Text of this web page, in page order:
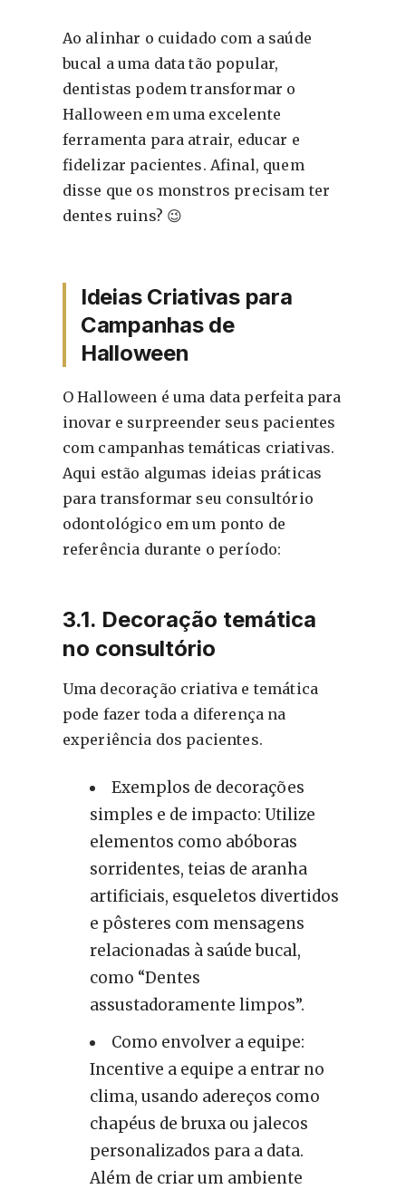
Ao alinhar o cuidado com a saúde
bucal a uma data tão popular,
dentistas podem transformar o
Halloween em uma excelente
ferramenta para atrair, educar e
fidelizar pacientes. Afinal, quem
disse que os monstros precisam ter
dentes ruins? 😉
Ideias Criativas para
Campanhas de
Halloween
O Halloween é uma data perfeita para
inovar e surpreender seus pacientes
com campanhas temáticas criativas.
Aqui estão algumas ideias práticas
para transformar seu consultório
odontológico em um ponto de
referência durante o período:
3.1. Decoração temática
no consultório
Uma decoração criativa e temática
pode fazer toda a diferença na
experiência dos pacientes.
Exemplos de decorações
simples e de impacto: Utilize
elementos como abóboras
sorridentes, teias de aranha
artificiais, esqueletos divertidos
e pôsteres com mensagens
relacionadas à saúde bucal,
como “Dentes
assustadoramente limpos”.
Como envolver a equipe:
Incentive a equipe a entrar no
clima, usando adereços como
chapéus de bruxa ou jalecos
personalizados para a data.
Além de criar um ambiente